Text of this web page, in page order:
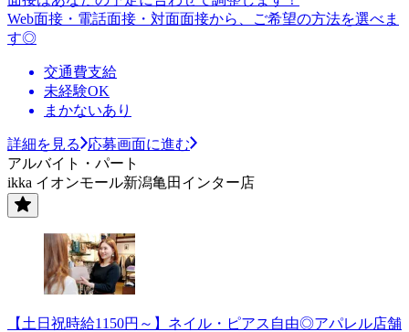
Web面接・電話面接・対面面接から、ご希望の方法を選べま
す◎
交通費支給
未経験OK
まかないあり
詳細を見る
応募画面に進む
アルバイト・パート
ikka イオンモール新潟亀田インター店
【土日祝時給1150円～】ネイル・ピアス自由◎アパレル店舗